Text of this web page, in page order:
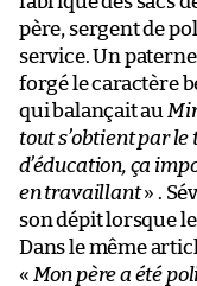
père, sergent de
service. Un
forgé le caractère
qui balançait au
tout s’obtient par
d’éducation, ça
en travaillant» .
son dépit lorsque
Dans le même
« Mon père a été